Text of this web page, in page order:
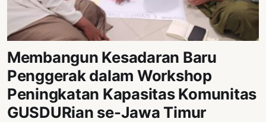
Membangun Kesadaran Baru
Penggerak dalam Workshop
Peningkatan Kapasitas Komunitas
GUSDURian se-Jawa Timur